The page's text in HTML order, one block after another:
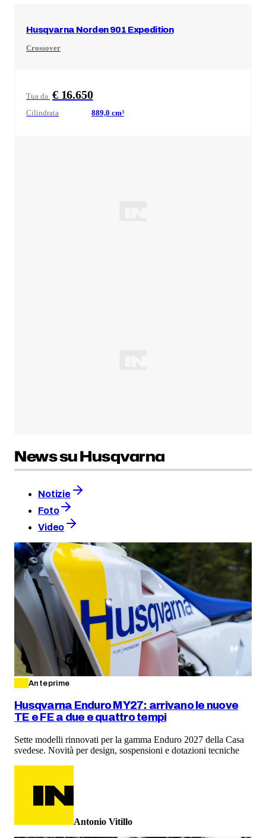
Husqvarna Norden 901 Expedition
Crossover
Tua da € 16.650
Cilindrata 889,0 cm³
News su Husqvarna
Notizie
Foto
Video
Anteprime
Husqvarna Enduro MY27: arrivano le nuove
TE e FE a due e quattro tempi
Sette modelli rinnovati per la gamma Enduro 2027 della Casa
svedese. Novità per design, sospensioni e dotazioni tecniche
Antonio Vitillo